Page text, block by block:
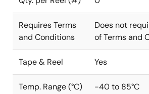
Requires Terms
and Conditions
Does not
of Terms and
Tape & Reel Yes
Temp. Range (°C) -40 to 85°C